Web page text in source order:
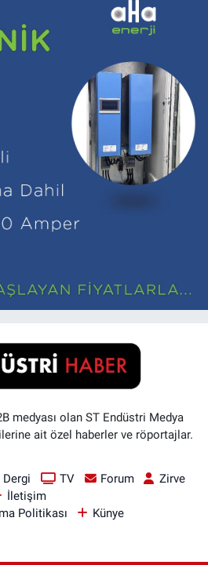
medyası olan ST Endüstri Medya
ait özel haberler ve röportajlar.
Dergi TV Forum
Zirve
İletişim
Politikası
Künye